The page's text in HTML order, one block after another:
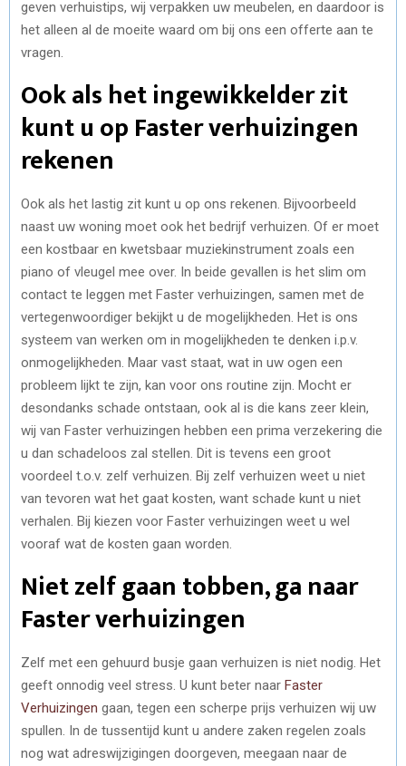
geven verhuistips, wij verpakken uw meubelen, en daardoor is
het alleen al de moeite waard om bij ons een offerte aan te
vragen.
Ook als het ingewikkelder zit
kunt u op Faster verhuizingen
rekenen
Ook als het lastig zit kunt u op ons rekenen. Bijvoorbeeld
naast uw woning moet ook het bedrijf verhuizen. Of er moet
een kostbaar en kwetsbaar muziekinstrument zoals een
piano of vleugel mee over. In beide gevallen is het slim om
contact te leggen met Faster verhuizingen, samen met de
vertegenwoordiger bekijkt u de mogelijkheden. Het is ons
systeem van werken om in mogelijkheden te denken i.p.v.
onmogelijkheden. Maar vast staat, wat in uw ogen een
probleem lijkt te zijn, kan voor ons routine zijn. Mocht er
desondanks schade ontstaan, ook al is die kans zeer klein,
wij van Faster verhuizingen hebben een prima verzekering die
u dan schadeloos zal stellen. Dit is tevens een groot
voordeel t.o.v. zelf verhuizen. Bij zelf verhuizen weet u niet
van tevoren wat het gaat kosten, want schade kunt u niet
verhalen. Bij kiezen voor Faster verhuizingen weet u wel
vooraf wat de kosten gaan worden.
Niet zelf gaan tobben, ga naar
Faster verhuizingen
Zelf met een gehuurd busje gaan verhuizen is niet nodig. Het
geeft onnodig veel stress. U kunt beter naar Faster
Verhuizingen gaan, tegen een scherpe prijs verhuizen wij uw
spullen. In de tussentijd kunt u andere zaken regelen zoals
nog wat adreswijzigingen doorgeven, meegaan naar de